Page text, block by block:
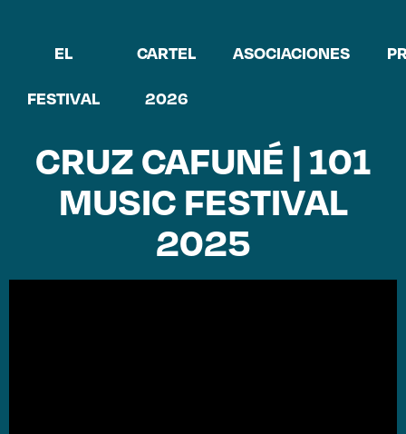
EL
FESTIVAL
CARTEL
2026
ASOCIACIONES
CRUZ CAFUNÉ | 101
MUSIC FESTIVAL
2025